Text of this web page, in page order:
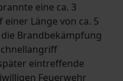
eine ca. 3
Länge von ca. 5
Brandbekämpfung
eintreffende
Feuerwehr